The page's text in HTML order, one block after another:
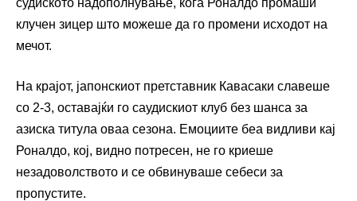
клучен зицер што можеше да го промени исходот на
мечот.
На крајот, јапонскиот претставник Кавасаки славеше
со 2-3, оставајќи го саудискиот клуб без шанса за
азиска титула оваа сезона. Емоциите беа видливи кај
Роналдо, кој, видно потресен, не го криеше
незадоволството и се обвинуваше себеси за
пропустите.